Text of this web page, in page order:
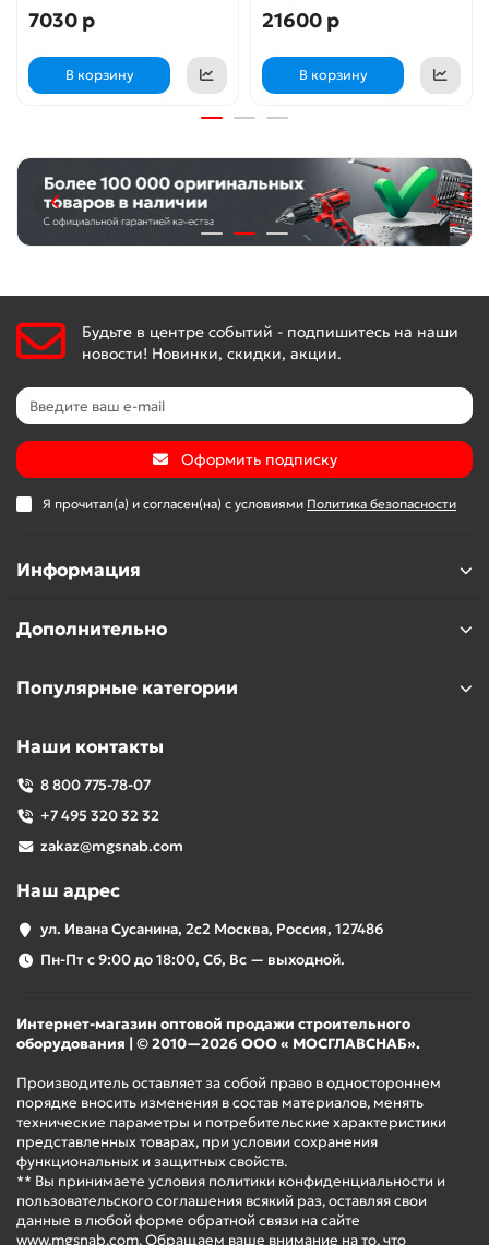
7030 р
В корзину
21600 р
В корзину
Будьте в центре событий - подпишитесь на наши
новости! Новинки, скидки, акции.
Оформить подписку
Я прочитал(а) и согласен(на) с условиями Политика безопасности
Информация
Дополнительно
Популярные категории
Наши контакты
8 800 775-78-07
+7 495 320 32 32
zakaz@mgsnab.com
Наш адрес
ул. Ивана Сусанина, 2с2 Москва, Россия, 127486
Пн-Пт с 9:00 до 18:00, Сб, Вс — выходной.
Интернет-магазин оптовой продажи строительного
оборудования | © 2010—2026 ООО « МОСГЛАВСНАБ».
Производитель оставляет за собой право в одностороннем
порядке вносить изменения в состав материалов, менять
технические параметры и потребительские характеристики
представленных товарах, при условии сохранения
функциональных и защитных свойств.
** Вы принимаете условия политики конфиденциальности и
пользовательского соглашения всякий раз, оставляя свои
данные в любой форме обратной связи на сайте
www.mgsnab.com. Обращаем ваше внимание на то, что